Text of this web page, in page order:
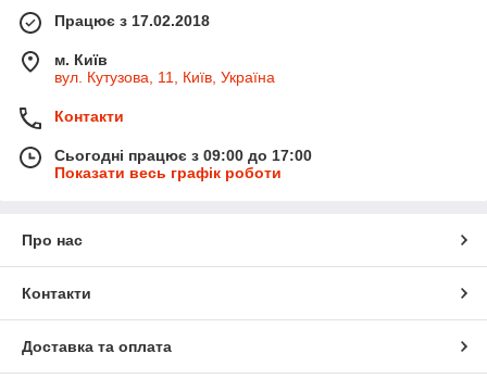
Працює з 17.02.2018
м. Київ
вул. Кутузова, 11, Київ, Україна
Контакти
Сьогодні працює з 09:00 до 17:00
Показати весь графік роботи
Про нас
Контакти
Доставка та оплата